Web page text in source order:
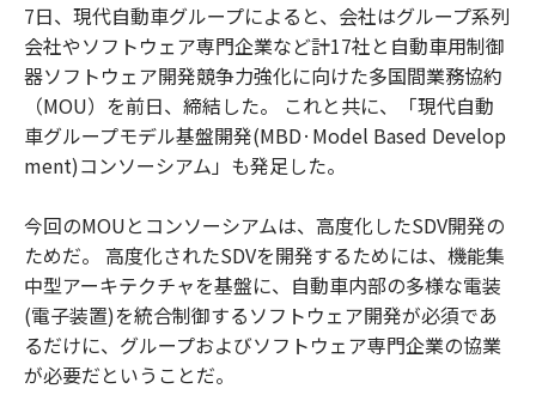
7日、現代自動車グループによると、会社はグループ系列
会社やソフトウェア専門企業など計17社と自動車用制御
器ソフトウェア開発競争力強化に向けた多国間業務協約
（MOU）を前日、締結した。 これと共に、「現代自動
車グループモデル基盤開発(MBD·Model Based Develop
ment)コンソーシアム」も発足した。
今回のMOUとコンソーシアムは、高度化したSDV開発の
ためだ。 高度化されたSDVを開発するためには、機能集
中型アーキテクチャを基盤に、自動車内部の多様な電装
(電子装置)を統合制御するソフトウェア開発が必須であ
るだけに、グループおよびソフトウェア専門企業の協業
が必要だということだ。